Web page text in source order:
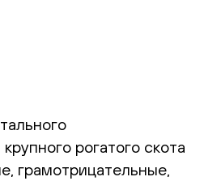
рогатого скота
грамотрицательные,